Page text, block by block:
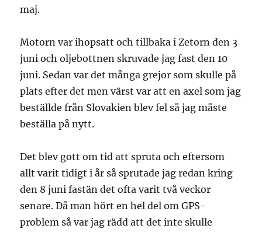
maj.
Motorn var ihopsatt och tillbaka i Zetorn den 3
juni och oljebottnen skruvade jag fast den 10
juni. Sedan var det många grejor som skulle på
plats efter det men värst var att en axel som jag
beställde från Slovakien blev fel så jag måste
beställa på nytt.
Det blev gott om tid att spruta och eftersom
allt varit tidigt i år så sprutade jag redan kring
den 8 juni fastän det ofta varit två veckor
senare. Då man hört en hel del om GPS-
problem så var jag rädd att det inte skulle